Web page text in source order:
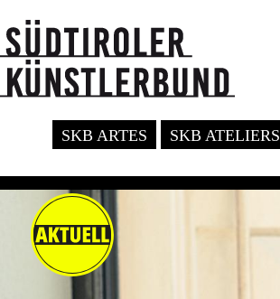
SKB ARTES SKB ATELIERS